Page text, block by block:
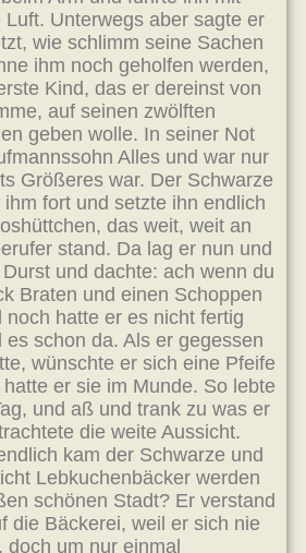
Unterwegs aber sagte er
wie schlimm seine Sachen
ihm noch geholfen werden,
Kind, das er dereinst von
auf seinen zwölften
geben wolle. In seiner Not
Alles und war nur
Größeres war. Der Schwarze
fort und setzte ihn endlich
das weit, weit an
stand. Da lag er nun und
und dachte: ach wenn du
Braten und einen Schoppen
hatte er es nicht fertig
schon da. Als er gegessen
wünschte er sich eine Pfeife
er sie im Munde. So lebte
und aß und trank zu was er
die weite Aussicht.
kam der Schwarze und
Lebkuchenbäcker werden
schönen Stadt? Er verstand
die Bäckerei, weil er sich nie
um nur einmal